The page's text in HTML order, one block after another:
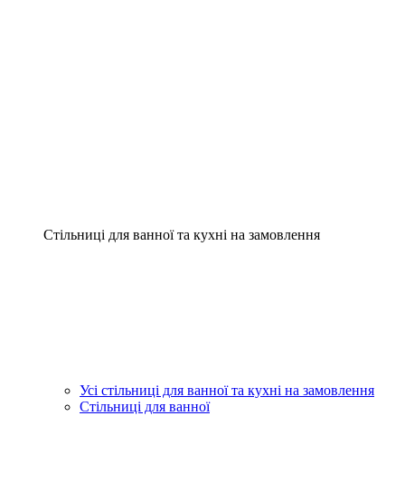
Стільниці для ванної та кухні на замовлення
Усі стільниці для ванної та кухні на замовлення
Стільниці для ванної